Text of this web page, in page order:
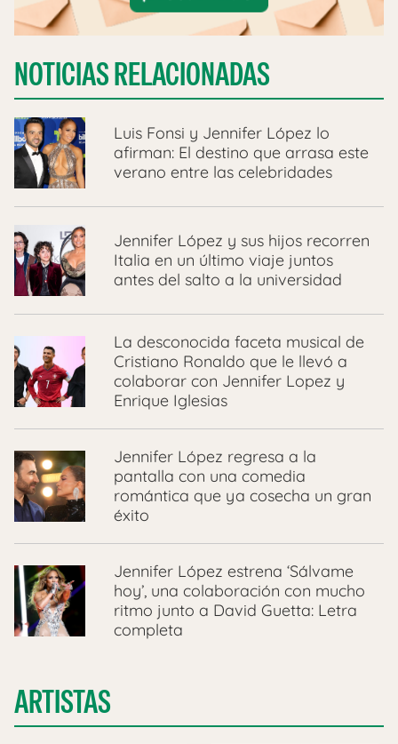
NOTICIAS RELACIONADAS
Luis Fonsi y Jennifer López lo
afirman: El destino que arrasa este
verano entre las celebridades
Jennifer López y sus hijos recorren
Italia en un último viaje juntos
antes del salto a la universidad
La desconocida faceta musical de
Cristiano Ronaldo que le llevó a
colaborar con Jennifer Lopez y
Enrique Iglesias
Jennifer López regresa a la
pantalla con una comedia
romántica que ya cosecha un gran
éxito
Jennifer López estrena ‘Sálvame
hoy’, una colaboración con mucho
ritmo junto a David Guetta: Letra
completa
ARTISTAS